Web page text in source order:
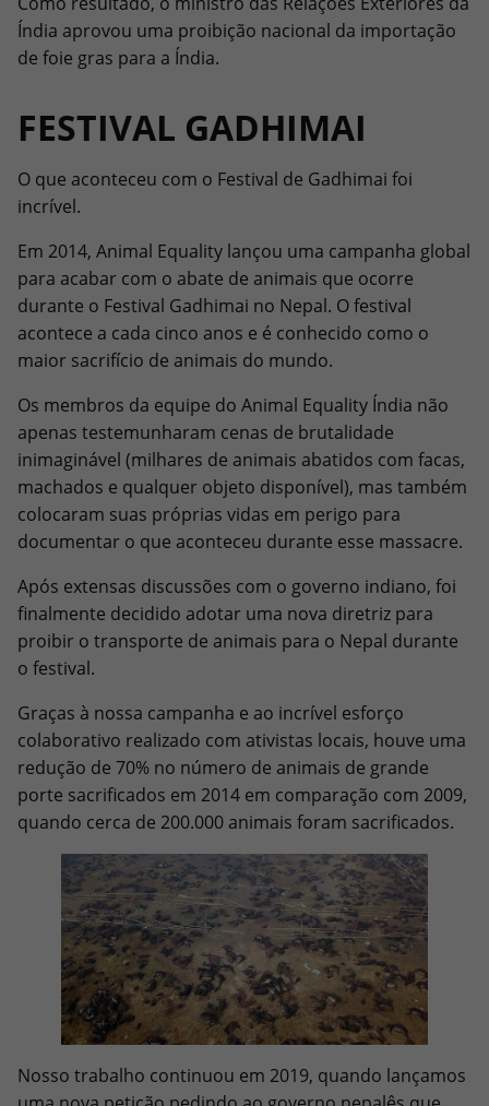
Índia aprovou uma proibição nacional da importação
de foie gras para a Índia.
FESTIVAL GADHIMAI
O que aconteceu com o Festival de Gadhimai foi
incrível.
Em 2014, Animal Equality lançou uma campanha global
para acabar com o abate de animais que ocorre
durante o Festival Gadhimai no Nepal. O festival
acontece a cada cinco anos e é conhecido como o
maior sacrifício de animais do mundo.
Os membros da equipe do Animal Equality Índia não
apenas testemunharam cenas de brutalidade
inimaginável (milhares de animais abatidos com facas,
machados e qualquer objeto disponível), mas também
colocaram suas próprias vidas em perigo para
documentar o que aconteceu durante esse massacre.
Após extensas discussões com o governo indiano, foi
finalmente decidido adotar uma nova diretriz para
proibir o transporte de animais para o Nepal durante
o festival.
Graças à nossa campanha e ao incrível esforço
colaborativo realizado com ativistas locais, houve uma
redução de 70% no número de animais de grande
porte sacrificados em 2014 em comparação com 2009,
quando cerca de 200.000 animais foram sacrificados.
Nosso trabalho continuou em 2019, quando lançamos